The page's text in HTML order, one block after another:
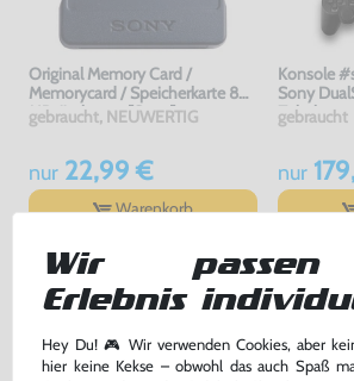
Original Memory Card /
Memorycard / Speicherkarte 8
MB #schwarz [Sony]
gebraucht, NEUWERTIG
nur22,99 €
Warenkorb
Konsole
Sony
Zubehör
gebraucht
nur
DAS HABEN
GEKAUFT
Wir
Erlebnis
Hey Du! 🎮 Wir verwenden Cookies, aber
hier keine Kekse – obwohl das auch Spaß